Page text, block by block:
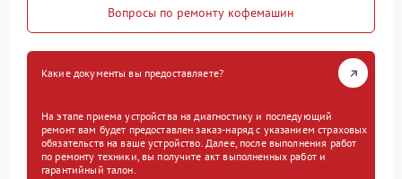
Вопросы по ремонту кофемашин
Какие документы вы предоставляете?
На этапе приема устройства на диагностику и последующий
ремонт вам будет предоставлен заказ-наряд с указанием страховых
обязательств на ваше устройство. Далее, после выполнения работ
по ремонту техники, вы получите акт выполненных работ и
гарантийный талон.